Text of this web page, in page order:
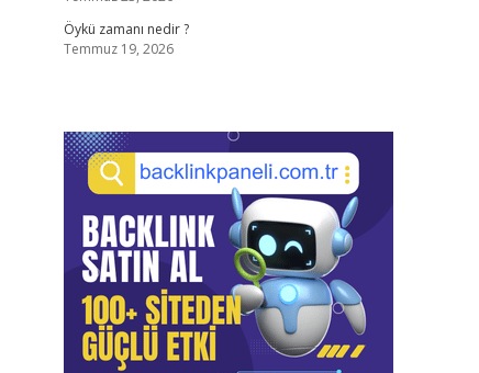
Öykü zamanı nedir ?
Temmuz 19, 2026